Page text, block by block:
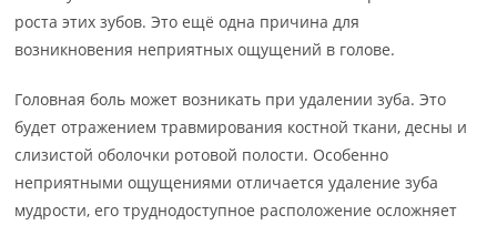
роста этих зубов. Это ещё одна причина для
возникновения неприятных ощущений в голове.
Головная боль может возникать при удалении зуба. Это
будет отражением травмирования костной ткани, десны и
слизистой оболочки ротовой полости. Особенно
неприятными ощущениями отличается удаление зуба
мудрости, его труднодоступное расположение осложняет